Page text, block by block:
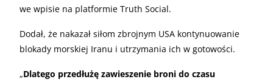
we wpisie na platformie Truth Social.
Dodał, że nakazał siłom zbrojnym USA kontynuowanie
blokady morskiej Iranu i utrzymania ich w gotowości.
„Dlatego przedłużę zawieszenie broni do czasu